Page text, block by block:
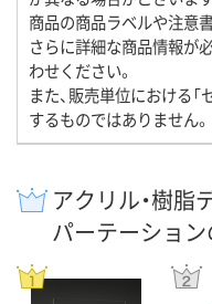
商品の商品ラベルや注意
さらに詳細な商品情報が
わせください。
また、販売単位における
するものではありません
アクリル・樹
パーテーショ